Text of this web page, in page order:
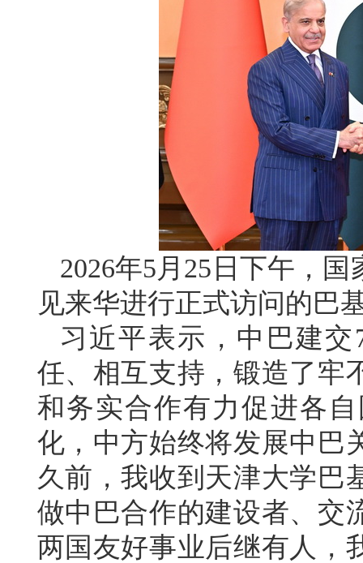
2026年5月25日下午，
见来华进行正式访问的巴
习近平表示，中巴建
任、相互支持，锻造了牢
和务实合作有力促进各
化，中方始终将发展中巴
久前，我收到天津大学巴
做中巴合作的建设者、交
两国友好事业后继有人，